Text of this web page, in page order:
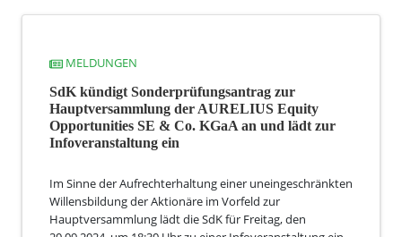
MELDUNGEN
SdK kündigt Sonderprüfungsantrag zur
Hauptversammlung der AURELIUS Equity
Opportunities SE & Co. KGaA an und lädt zur
Infoveranstaltung ein
Im Sinne der Aufrechterhaltung einer uneingeschränkten
Willensbildung der Aktionäre im Vorfeld zur
Hauptversammlung lädt die SdK für Freitag, den